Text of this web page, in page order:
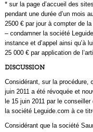
* sur la page d’accueil des
pendant une durée d’un mois
2500 € par jour à compter de
– condamner la société
instance et d’appel ainsi qu’à
25 000 € par application de
DISCUSSION
Considérant, sur la procédure,
juin 2011 a été révoquée et
le 15 juin 2011 par le
la société Leguide.com à ce
Considérant que la société